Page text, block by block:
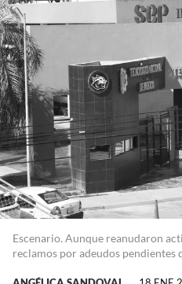
Escenario. Aunque reanudaron
reclamos por adeudos pendientes